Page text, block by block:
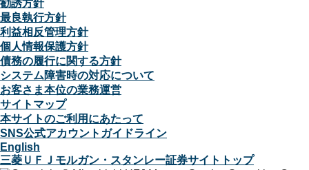
勧誘方針
最良執行方針
利益相反管理方針
個人情報保護方針
債務の履行に関する方針
システム障害時の対応について
お客さま本位の業務運営
サイトマップ
本サイトのご利用にあたって
SNS公式アカウントガイドライン
English
三菱ＵＦＪモルガン・スタンレー証券サイトトップ